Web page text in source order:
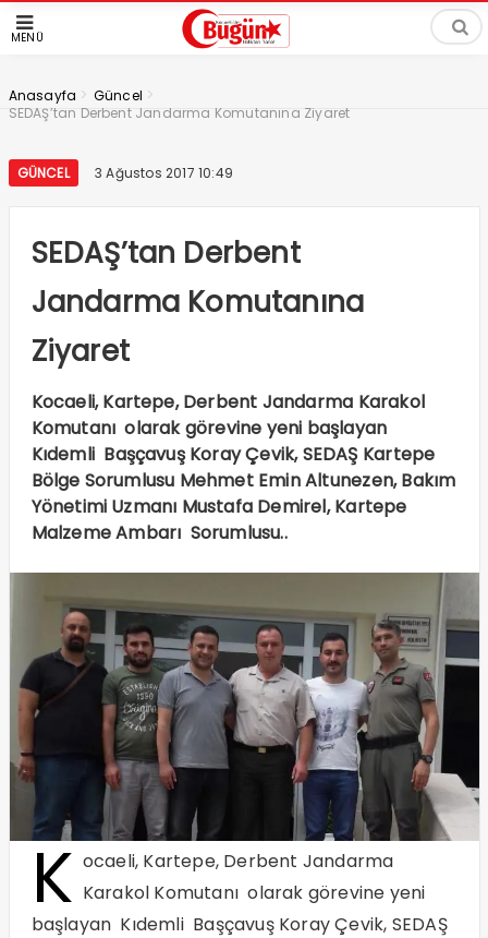
MENÜ
Anasayfa > Güncel >
SEDAŞ’tan Derbent Jandarma Komutanına Ziyaret
GÜNCEL 3 Ağustos 2017 10:49
SEDAŞ’tan Derbent
Jandarma Komutanına
Ziyaret
Kocaeli, Kartepe, Derbent Jandarma Karakol
Komutanı olarak görevine yeni başlayan
Kıdemli Başçavuş Koray Çevik, SEDAŞ Kartepe
Bölge Sorumlusu Mehmet Emin Altunezen, Bakım
Yönetimi Uzmanı Mustafa Demirel, Kartepe
Malzeme Ambarı Sorumlusu..
K ocaeli, Kartepe, Derbent Jandarma
Karakol Komutanı olarak görevine yeni
başlayan Kıdemli Başçavuş Koray Çevik, SEDAŞ